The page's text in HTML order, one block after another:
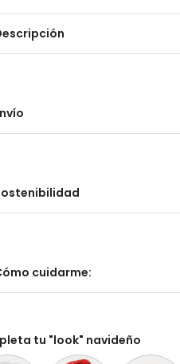
cuidarme:
tu "look" navideño